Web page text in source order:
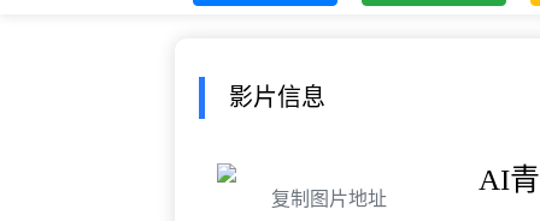
影片信息
复制图片地址
AI